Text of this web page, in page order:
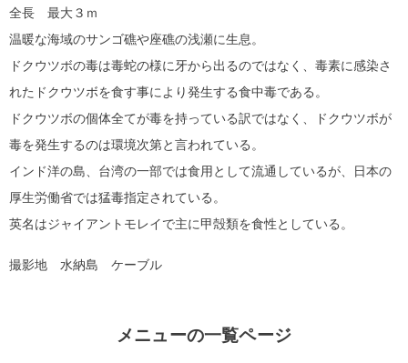
全長 最大３ｍ
温暖な海域のサンゴ礁や座礁の浅瀬に生息。
ドクウツボの毒は毒蛇の様に牙から出るのではなく、毒素に感染さ
れたドクウツボを食す事により発生する食中毒である。
ドクウツボの個体全てが毒を持っている訳ではなく、ドクウツボが
毒を発生するのは環境次第と言われている。
インド洋の島、台湾の一部では食用として流通しているが、日本の
厚生労働省では猛毒指定されている。
英名はジャイアントモレイで主に甲殻類を食性としている。
撮影地 水納島 ケーブル
メニューの一覧ページ